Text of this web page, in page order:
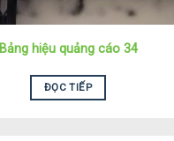
Bảng hiệu quảng cáo 34
ĐỌC TIẾP